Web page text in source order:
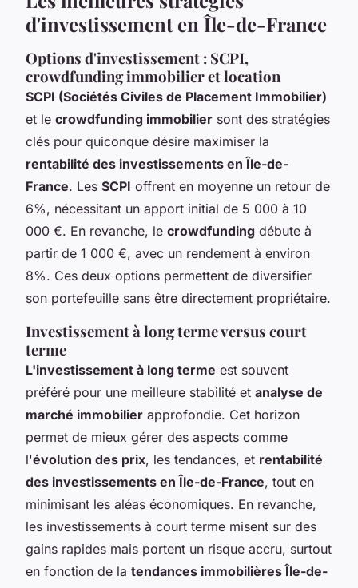
d'investissement en Île-de-France
Options d'investissement : SCPI,
crowdfunding immobilier et location
SCPI (Sociétés Civiles de Placement Immobilier)
et le crowdfunding immobilier sont des stratégies
clés pour quiconque désire maximiser la
rentabilité des investissements en Île-de-
France. Les SCPI offrent en moyenne un retour de
6%, nécessitant un apport initial de 5 000 à 10
000 €. En revanche, le crowdfunding débute à
partir de 1 000 €, avec un rendement à environ
8%. Ces deux options permettent de diversifier
son portefeuille sans être directement propriétaire.
Investissement à long terme versus court
terme
L'investissement à long terme est souvent
préféré pour une meilleure stabilité et analyse de
marché immobilier approfondie. Cet horizon
permet de mieux gérer des aspects comme
l'évolution des prix, les tendances, et rentabilité
des investissements en Île-de-France, tout en
minimisant les aléas économiques. En revanche,
les investissements à court terme misent sur des
gains rapides mais portent un risque accru, surtout
en fonction de la tendances immobilières Île-de-